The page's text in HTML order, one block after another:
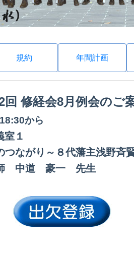
規約 年間計画
回修経会8月例会のご
から
１
ながり～８代藩主浅野斉
中道 豪一 先生